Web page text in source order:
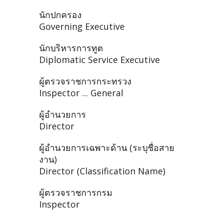
นักปกครอง
Governing Executive
นักบริหารการทูต
Diplomatic Service Executive
ผู้ตรวจราชการกระทรวง
Inspector ... General
ผู้อำนวยการ
Director
ผู้อำนวยการเฉพาะด้าน (ระบุชื่อสาย
งาน)
Director (Classification Name)
ผู้ตรวจราชการกรม
Inspector